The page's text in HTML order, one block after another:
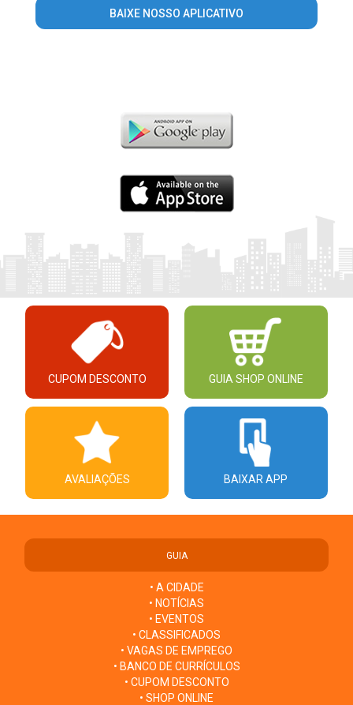
BAIXE NOSSO APLICATIVO
CUPOM DESCONTO GUIA SHOP ONLINE
AVALIAÇÕES BAIXAR APP
GUIA
• A CIDADE
• NOTÍCIAS
• EVENTOS
• CLASSIFICADOS
• VAGAS DE EMPREGO
• BANCO DE CURRÍCULOS
• CUPOM DESCONTO
• SHOP ONLINE